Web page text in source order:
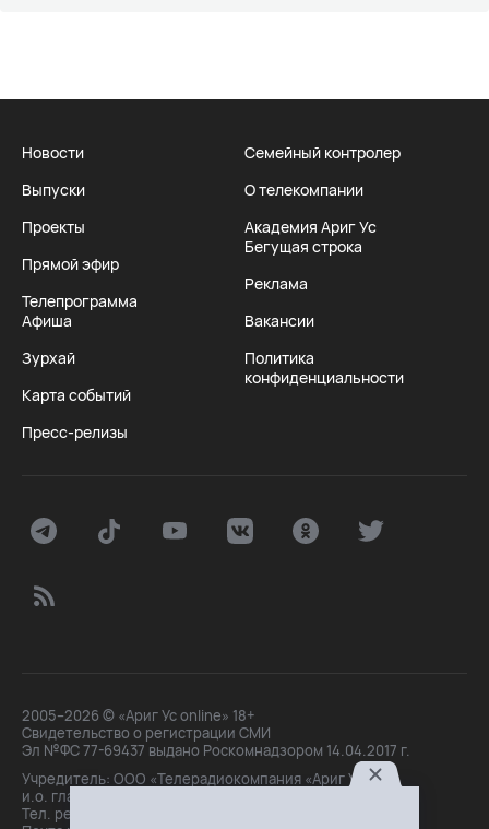
Новости
Выпуски
Проекты
Прямой эфир
Телепрограмма
Афиша
Зурхай
Карта событий
Пресс-релизы
Семейный контролер
О телекомпании
Академия Ариг Ус
Бегущая строка
Реклама
Вакансии
Политика
конфиденциальности
2005–2026 © «Ариг Ус online» 18+
Свидетельство о регистрации СМИ
Эл №ФС 77-69437 выдано Роскомнадзором 14.04.2017 г.
Учредитель: ООО «Телерадиокомпания «Ариг Ус»,
и.о. главного редактора: Маханова О.Б.
Тел. peдakции: +7(3012)21-30-14,